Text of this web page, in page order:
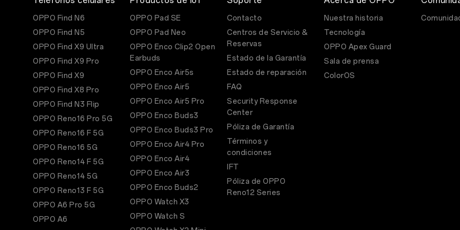
OPPO Find N6
OPPO Find N5
OPPO Find X9 Ultra
OPPO Find X9 Pro
OPPO Find X9
OPPO Find X8 Pro
OPPO Find N3 Flip
OPPO Reno16 Pro 5G
OPPO Reno16 F 5G
OPPO Reno16 5G
OPPO Reno14 F 5G
OPPO Reno14 5G
OPPO Reno13 F 5G
OPPO A6 Pro 5G
OPPO A6
OPPO Pad SE
OPPO Pad Neo
OPPO Enco Clip2 Open
Earbuds
OPPO Enco Air5s
OPPO Enco Air5
OPPO Enco Air5 Pro
OPPO Enco Buds3
OPPO Enco Buds3 Pro
OPPO Enco Air4 Pro
OPPO Enco Air4
OPPO Enco Air3
OPPO Enco Buds2
OPPO Watch X3
OPPO Watch S
Contacto
Centros de Servicio &
Reservas
Estado de la Garantía
Estado de reparación
FAQ
Security Response
Center
Póliza de Garantía
Términos y
condiciones
IFT
Póliza de OPPO
Reno12 Series
Nuestra historia
Tecnología
OPPO Apex Guard
Sala de prensa
ColorOS